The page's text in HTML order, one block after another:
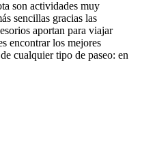
son actividades muy
sencillas gracias las
aportan para viajar
encontrar los mejores
cualquier tipo de paseo: en